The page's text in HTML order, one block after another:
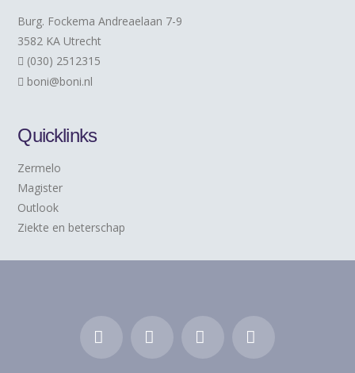
Burg. Fockema Andreaelaan 7-9
3582 KA Utrecht
(030) 2512315
boni@boni.nl
Quicklinks
Zermelo
Magister
Outlook
Ziekte en beterschap